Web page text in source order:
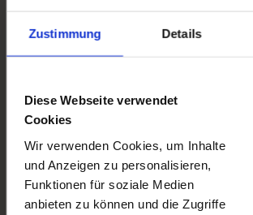
Zustimmung Details
Diese Webseite verwendet
Cookies
Wir verwenden Cookies, um Inhalte
und Anzeigen zu personalisieren,
Funktionen für soziale Medien
anbieten zu können und die Zugriffe